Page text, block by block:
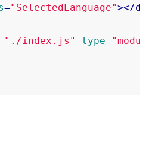
="SelectedLanguage"></
"./index.js" type=